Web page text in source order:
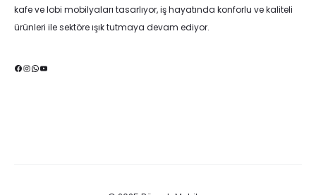
kafe ve lobi mobilyaları tasarlıyor, iş hayatında konforlu ve kaliteli
ürünleri ile sektöre ışık tutmaya devam ediyor.
Facebook
Instagram
WhatsApp
YouTube